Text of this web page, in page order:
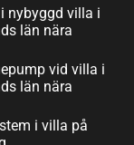
nybyggd villa i
län nära
vid villa i
län nära
i villa på